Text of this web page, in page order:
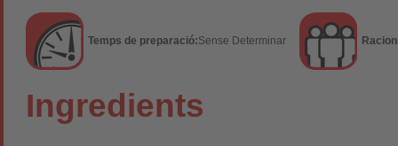
Temps de preparació:Sense Determinar
Ingredients